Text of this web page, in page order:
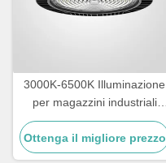
3000K-6500K Illuminazione
per magazzini industriali
IK09 Rating LED High Bay
Lighting
Ottenga il migliore prezzo